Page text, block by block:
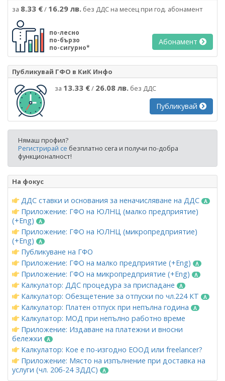
за 8.33 €/ 16.29 лв. без ДДС на месец при год. абонамент
по-лесно
по-бързо
по-сигурно*
Абонамент
Публикувай ГФО в КиК Инфо
за 13.33 €/ 26.08 лв. без ДДС
Публикувай
Нямаш профил?
Регистрирай се безплатно сега и получи по-добра
функционалност!
На фокус
ДДС ставки и основания за неначисляване на ДДС
Приложение: ГФО на ЮЛНЦ (малко предприятие)
(+Eng)
Приложение: ГФО на ЮЛНЦ (микропредприятие)
(+Eng)
Публикуване на ГФО
Приложение: ГФО на малко предприятие (+Eng)
Приложение: ГФО на микропредприятие (+Eng)
Калкулатор: ДДС процедура за приспадане
Калкулатор: Обезщетение за отпуски по чл.224 КТ
Калкулатор: Платен отпуск при непълна година
Калкулатор: МОД при непълно работно време
Приложение: Издаване на платежни и вносни
бележки
Калкулатор: Кое е по-изгодно ЕООД или freelancer?
Приложение: Място на изпълнение при доставка на
услуги (чл. 20б-24 ЗДДС)